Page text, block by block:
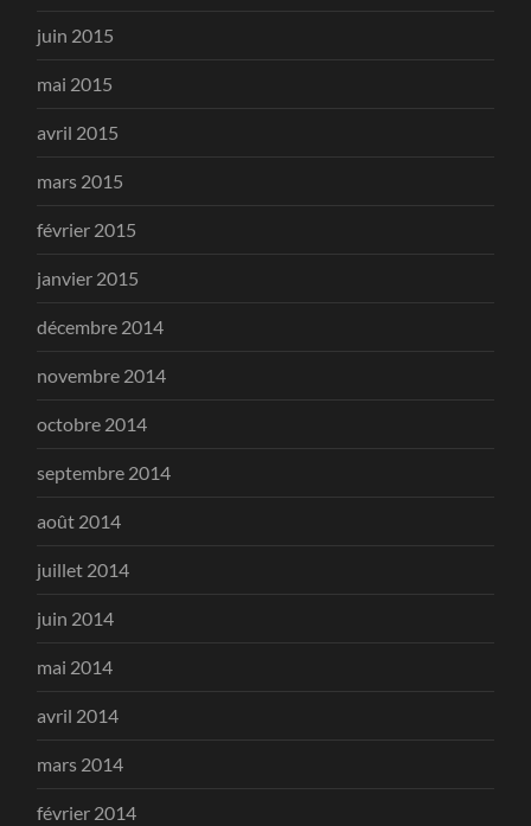
juin 2015
mai 2015
avril 2015
mars 2015
février 2015
janvier 2015
décembre 2014
novembre 2014
octobre 2014
septembre 2014
août 2014
juillet 2014
juin 2014
mai 2014
avril 2014
mars 2014
février 2014